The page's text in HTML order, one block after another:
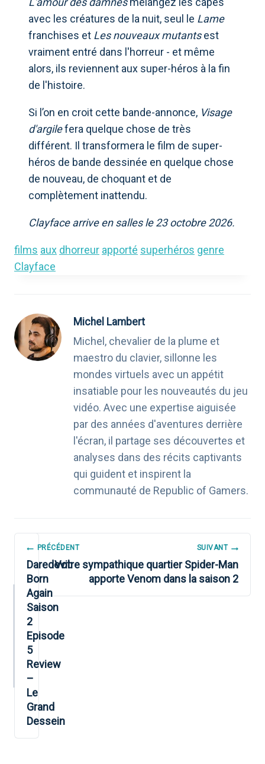
avec les créatures de la nuit, seul le Lame
franchises et Les nouveaux mutantsest
vraiment entré dans l'horreur - et même
alors, ils reviennent aux super-héros à la fin
de l'histoire.
Si l’on en croit cette bande-annonce, Visage
d'argilefera quelque chose de très
différent. Il transformera le film de super-
héros de bande dessinée en quelque chose
de nouveau, de choquant et de
complètement inattendu.
Clayface arrive en salles le 23 octobre 2026.
films aux dhorreur apporté superhéros genre
Clayface
Michel Lambert
Michel, chevalier de la plume et
maestro du clavier, sillonne les
mondes virtuels avec un appétit
insatiable pour les nouveautés du jeu
vidéo. Avec une expertise aiguisée
par des années d'aventures derrière
l'écran, il partage ses découvertes et
analyses dans des récits captivants
qui guident et inspirent la
communauté de Republic of Gamers.
NAVIGATION
DE
L’ARTICLE
PRÉCÉDENT
Daredevil:
Born
Again
Saison
2
Episode
5
Review
–
Le
Grand
Dessein
SUIVANT
Votre sympathique quartier Spider-Man
apporte Venom dans la saison 2